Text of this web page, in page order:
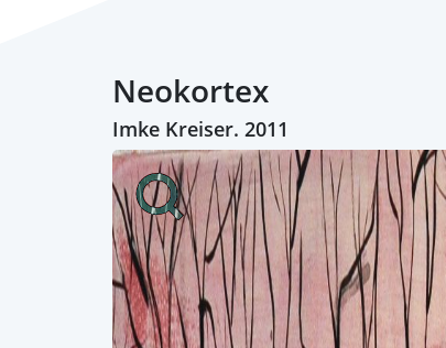
Neokortex
Imke Kreiser. 2011